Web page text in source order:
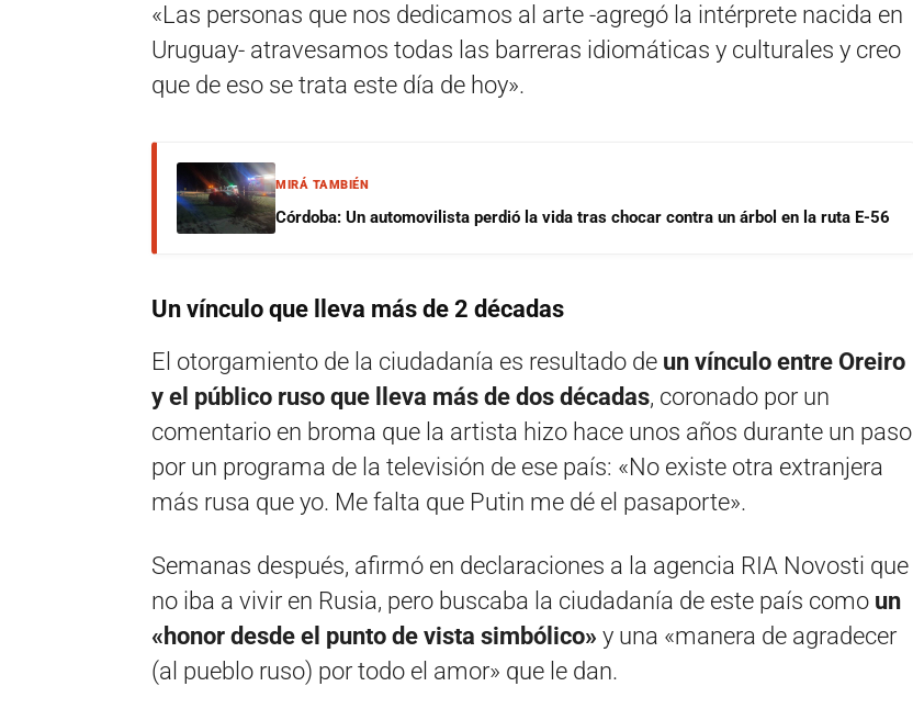
«Las personas que nos dedicamos al arte -agregó la intérprete nacida en
Uruguay- atravesamos todas las barreras idiomáticas y culturales y creo
que de eso se trata este día de hoy».
MIRÁ TAMBIÉN
Córdoba: Un automovilista perdió la vida tras chocar contra un árbol en la ruta E-56
Un vínculo que lleva más de 2 décadas
El otorgamiento de la ciudadanía es resultado de un vínculo entre Oreiro
y el público ruso que lleva más de dos décadas, coronado por un
comentario en broma que la artista hizo hace unos años durante un paso
por un programa de la televisión de ese país: «No existe otra extranjera
más rusa que yo. Me falta que Putin me dé el pasaporte».
Semanas después, afirmó en declaraciones a la agencia RIA Novosti que
no iba a vivir en Rusia, pero buscaba la ciudadanía de este país como un
«honor desde el punto de vista simbólico» y una «manera de agradecer
(al pueblo ruso) por todo el amor» que le dan.